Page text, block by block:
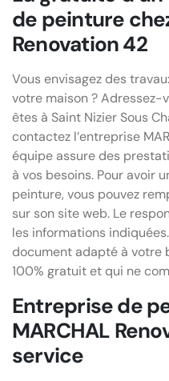
de peinture
Renovation 42
Vous envisagez des
votre maison ? Adressez-
êtes à Saint Nizier Sous
contactez l’entreprise
équipe assure des
à vos besoins. Pour avoir
peinture, vous pouvez
sur son site web. Le
les informations
document adapté à votre
100% gratuit et qui ne
Entreprise de
MARCHAL
service